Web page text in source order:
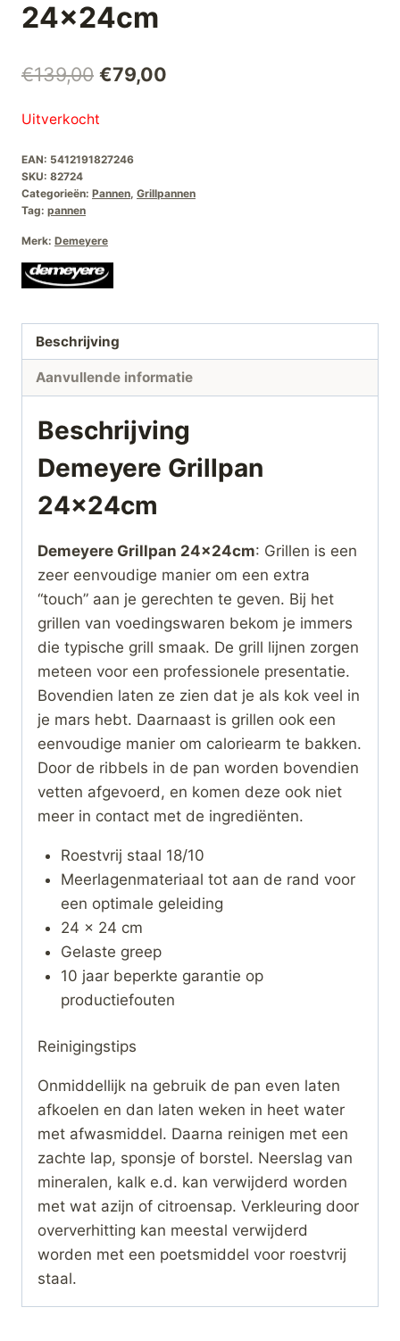
24x24cm
€139,00 Oorspronkelijke
€139,00.
€79,00
Uitverkocht
EAN: 5412191827246
SKU: 82724
Categorieën: Pannen, Grillpannen
Tag: pannen
Merk: Demeyere
Beschrijving
Aanvullende informatie
Beschrijving
Demeyere Grillpan
24x24cm
Demeyere Grillpan 24x24cm: Grillen is een
zeer eenvoudige manier om een extra
“touch” aan je gerechten te geven. Bij het
grillen van voedingswaren bekom je immers
die typische grill smaak. De grill lijnen zorgen
meteen voor een professionele presentatie.
Bovendien laten ze zien dat je als kok veel in
je mars hebt. Daarnaast is grillen ook een
eenvoudige manier om caloriearm te bakken.
Door de ribbels in de pan worden bovendien
vetten afgevoerd, en komen deze ook niet
meer in contact met de ingrediënten.
Roestvrij staal 18/10
Meerlagenmateriaal tot aan de rand voor
een optimale geleiding
24 x 24 cm
Gelaste greep
10 jaar beperkte garantie op
productiefouten
Reinigingstips
Onmiddellijk na gebruik de pan even laten
afkoelen en dan laten weken in heet water
met afwasmiddel. Daarna reinigen met een
zachte lap, sponsje of borstel. Neerslag van
mineralen, kalk e.d. kan verwijderd worden
met wat azijn of citroensap. Verkleuring door
oververhitting kan meestal verwijderd
worden met een poetsmiddel voor roestvrij
staal.